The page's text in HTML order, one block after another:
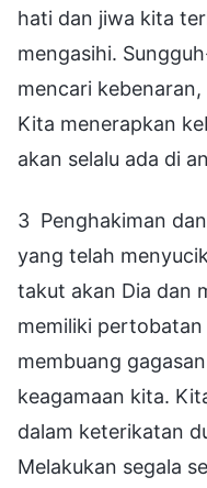
hati dan jiwa kita
mengasihi.
mencari
Kita menerapkan
akan selalu ada di
3 Penghakiman
yang telah
takut akan Dia dan
memiliki pertobatan
membuang
keagamaan kita.
dalam keterikatan
Melakukan segala